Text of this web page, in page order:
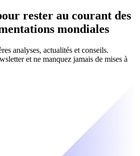
rester au courant des
mondiales
analyses, actualités et conseils.
et ne manquez jamais de mises à